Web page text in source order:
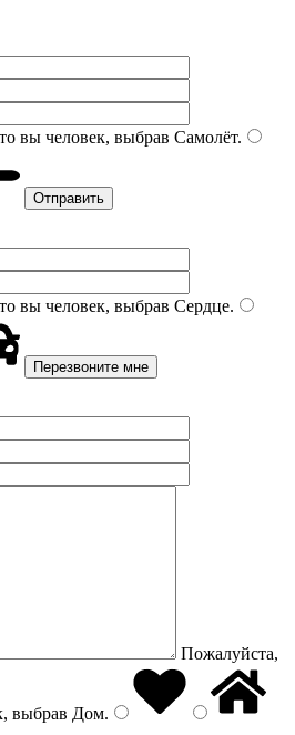
вы человек, выбрав Самолёт.
вы человек, выбрав Сердце.
Пожалуйста,
выбрав Дом.